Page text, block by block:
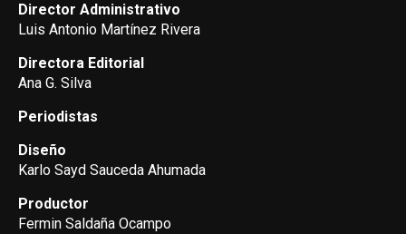
Director Administrativo
Luis Antonio Martínez Rivera
Directora Editorial
Ana G. Silva
Periodistas
Diseño
Karlo Sayd Sauceda Ahumada
Productor
Fermin Saldaña Ocampo